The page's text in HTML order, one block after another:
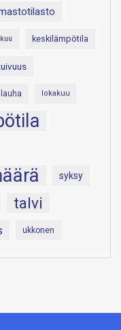
keskilämpötila
lauha lokakuu
syksy
talvi
ukkonen